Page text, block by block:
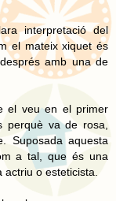
interpretació del
el mateix xiquet és
amb una de
el veu en el primer
perquè va de rosa,
Suposada aquesta
a tal, que és una
actriu o esteticista.